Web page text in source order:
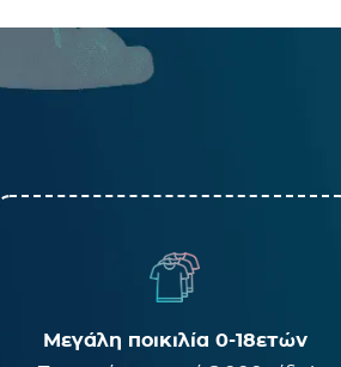
Μεγάλη ποικιλία 0-18ετών